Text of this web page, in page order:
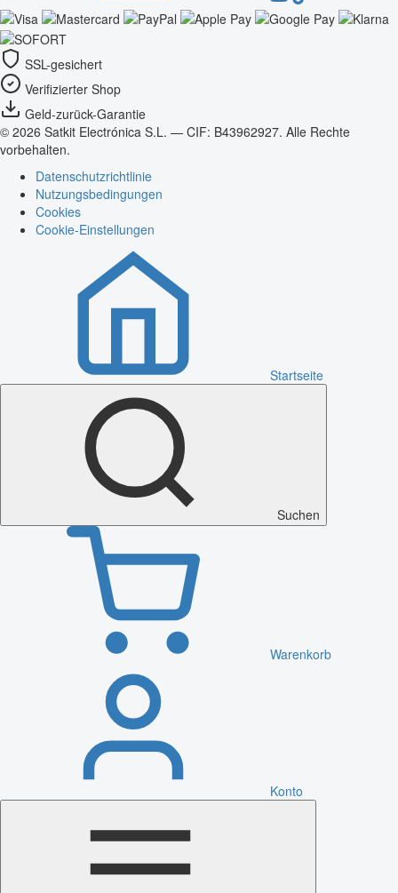
SSL-gesichert
Verifizierter Shop
Geld-zurück-Garantie
© 2026 Satkit Electrónica S.L. — CIF: B43962927. Alle Rechte
vorbehalten.
Datenschutzrichtlinie
Nutzungsbedingungen
Cookies
Cookie-Einstellungen
Startseite
Suchen
Warenkorb
Konto